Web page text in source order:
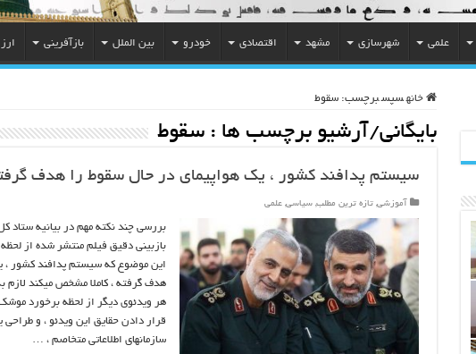
علمی شهرسازی مشهد اقتصادی خودرو بین الملل بازآفرینی
خانه سپس برچسب:سقوط
بایگانی/آرشیو برچسب ها :سقوط
سیستم پدافند کشور ، یک هواپیمای در حال سقوط را هدف
آموزشی,تازه ترین مطلب,سیاسی,علمی
بررسی چند نکته مهم در بیانیه
این موضوع که سیستم پدافند کشور ،
هدف گرفته ، کاملا مشخص میکند لازم
هر ویدئوی دیگر از لحظه برخورد موشک
قرار دادن حقایق این ویدئو ، و
سازمانهای اطلاعاتی متخاصم ، …